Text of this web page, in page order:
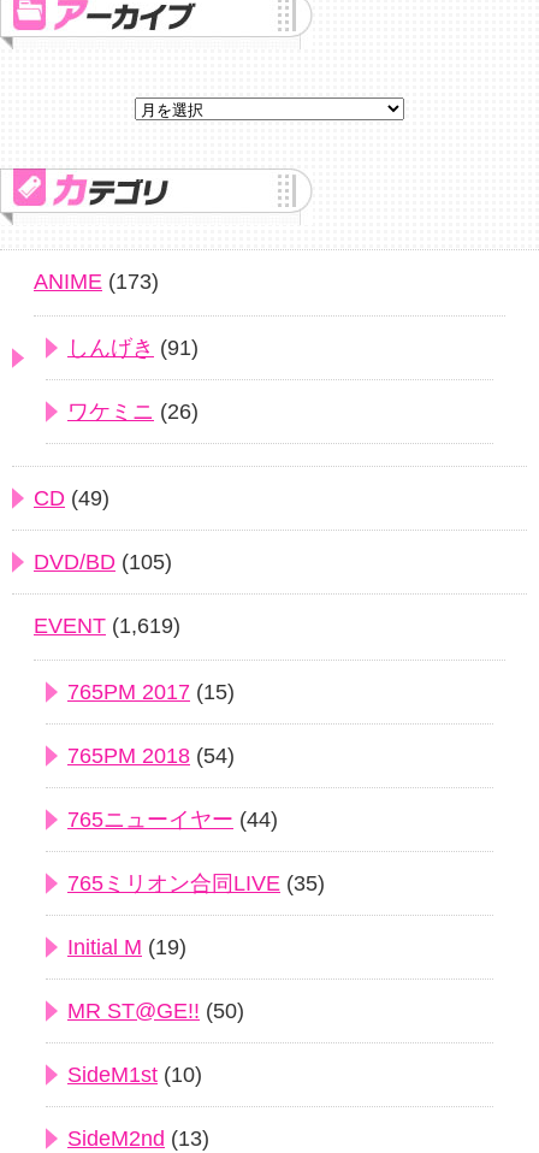
ANIME (173)
しんげき (91)
ワケミニ (26)
CD (49)
DVD/BD (105)
EVENT (1,619)
765PM 2017 (15)
765PM 2018 (54)
765ニューイヤー (44)
765ミリオン合同LIVE (35)
Initial M (19)
MR ST@GE!! (50)
SideM1st (10)
SideM2nd (13)